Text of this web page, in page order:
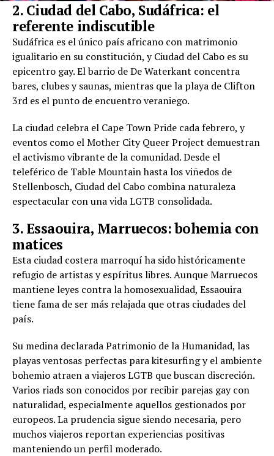
2. Ciudad del Cabo, Sudáfrica: el
referente indiscutible
Sudáfrica es el único país africano con matrimonio
igualitario en su constitución, y Ciudad del Cabo es su
epicentro gay. El barrio de De Waterkant concentra
bares, clubes y saunas, mientras que la playa de Clifton
3rd es el punto de encuentro veraniego.
La ciudad celebra el Cape Town Pride cada febrero, y
eventos como el Mother City Queer Project demuestran
el activismo vibrante de la comunidad. Desde el
teleférico de Table Mountain hasta los viñedos de
Stellenbosch, Ciudad del Cabo combina naturaleza
espectacular con una vida LGTB consolidada.
3. Essaouira, Marruecos: bohemia con
matices
Esta ciudad costera marroquí ha sido históricamente
refugio de artistas y espíritus libres. Aunque Marruecos
mantiene leyes contra la homosexualidad, Essaouira
tiene fama de ser más relajada que otras ciudades del
país.
Su medina declarada Patrimonio de la Humanidad, las
playas ventosas perfectas para kitesurfing y el ambiente
bohemio atraen a viajeros LGTB que buscan discreción.
Varios riads son conocidos por recibir parejas gay con
naturalidad, especialmente aquellos gestionados por
europeos. La prudencia sigue siendo necesaria, pero
muchos viajeros reportan experiencias positivas
manteniendo un perfil moderado.